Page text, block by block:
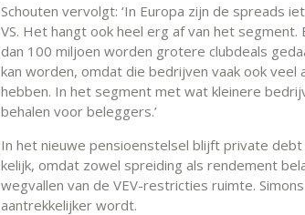
Schouten vervolgt: ‘In Europa zijn de spreads
VS. Het hangt ook heel erg af van het
dan 100 miljoen worden grotere clubdeals
kan worden, omdat die bedrijven vaak ook veel
hebben. In het segment met wat kleinere
behalen voor beleggers.’
In het nieuwe pensioenstelsel blijft private
kelijk, omdat zowel spreiding als rendement
wegvallen van de VEV-restricties ruimte.
aantrekkelijker wordt.